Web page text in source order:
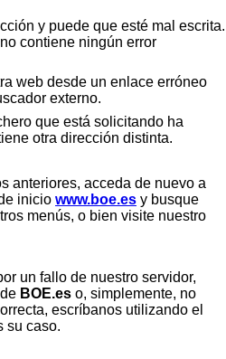
y puede que esté mal escrita.
contiene ningún error
web desde un enlace erróneo
externo.
que está solicitando ha
otra dirección distinta.
anteriores, acceda de nuevo a
inicio www.boe.es y busque
menús, o bien visite nuestro
un fallo de nuestro servidor,
BOE.es o, simplemente, no
escríbanos utilizando el
su caso.